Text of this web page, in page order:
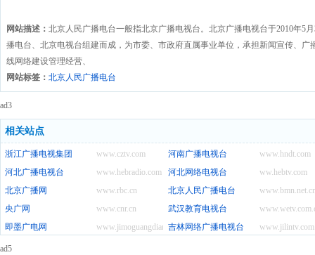
网站描述： 北京人民广播电台一般指北京广播电视台。北京广播电视台于2010年5
播电台、北京电视台组建而成，为市委、市政府直属事业单位，承担新闻宣传、
线网络建设管理经营、
网站标签： 北京人民广播电台
ad3
相关站点
www.cztv.com
浙江广播电视集团 www.hndt.com
河南广播电视台
www.hebradio.com
河北广播电视台 ww.hebtv.com
河北网络电视台
www.rbc.cn
北京广播网
北京人民广播电台
www.cnr.cn
央广网
武汉教育电视台
www.jimoguangdian.com
即墨广电网 吉林网络广播电视台
ad5